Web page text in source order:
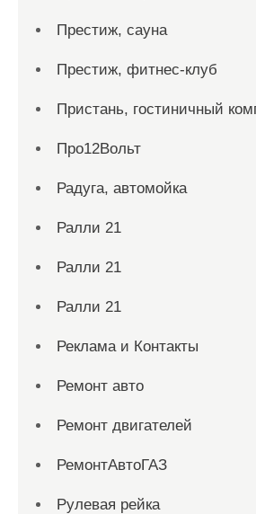
Престиж, сауна
Престиж, фитнес-клуб
Пристань, гостиничный
Про12Вольт
Радуга, автомойка
Ралли 21
Ралли 21
Ралли 21
Реклама и Контакты
Ремонт авто
Ремонт двигателей
РемонтАвтоГАЗ
Рулевая рейка